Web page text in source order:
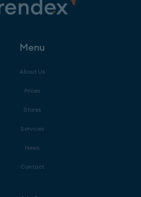
Menu
About Us
Prices
Stores
Services
News
Contact